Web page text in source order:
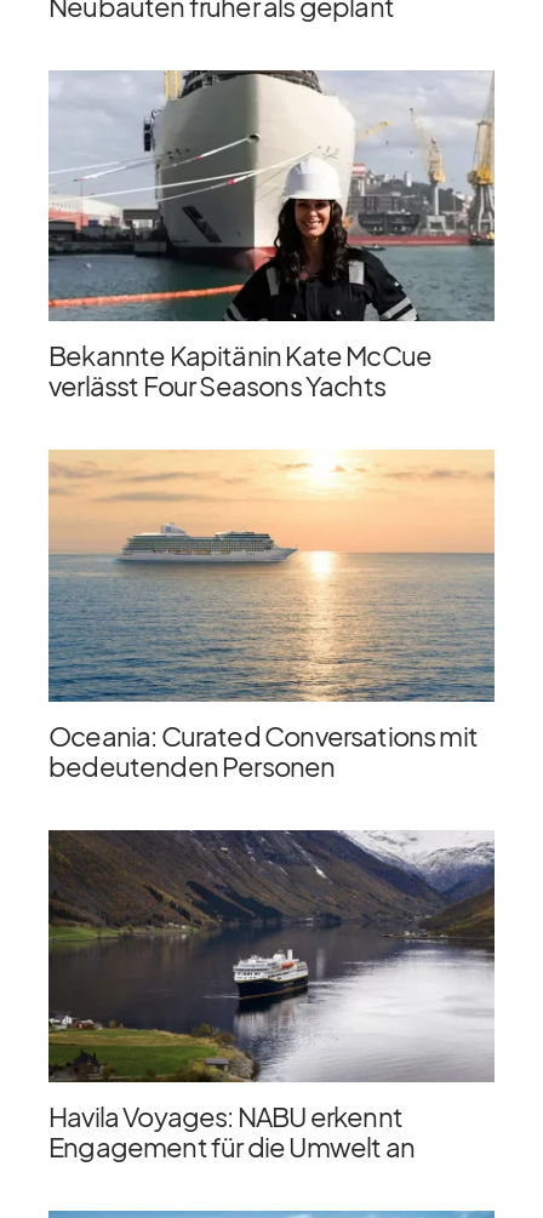
Bekannte Kapitänin Kate McCue
verlässt Four Seasons Yachts
Oceania: Curated Conversations mit
bedeutenden Personen
Havila Voyages: NABU erkennt
Engagement für die Umwelt an